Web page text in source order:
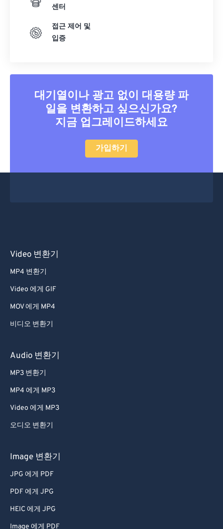
센터
접근 제어 및
입증
대기열이나 광고 없이 대용량 파
일을 변환하고 싶으신가요?
지금 업그레이드하세요
가입하기
Video 변환기
MP4 변환기
Video 에게 GIF
MOV 에게 MP4
비디오 변환기
Audio 변환기
MP3 변환기
MP4 에게 MP3
Video 에게 MP3
오디오 변환기
Image 변환기
JPG 에게 PDF
PDF 에게 JPG
HEIC 에게 JPG
Image 에게 PDF